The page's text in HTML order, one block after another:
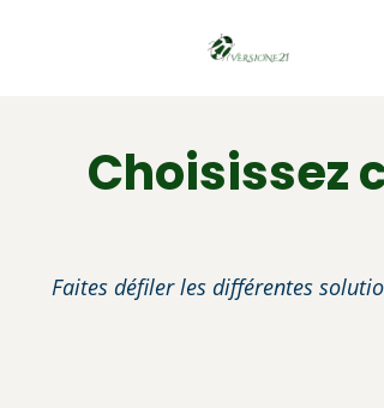
Choisissez
Faites défiler les différentes